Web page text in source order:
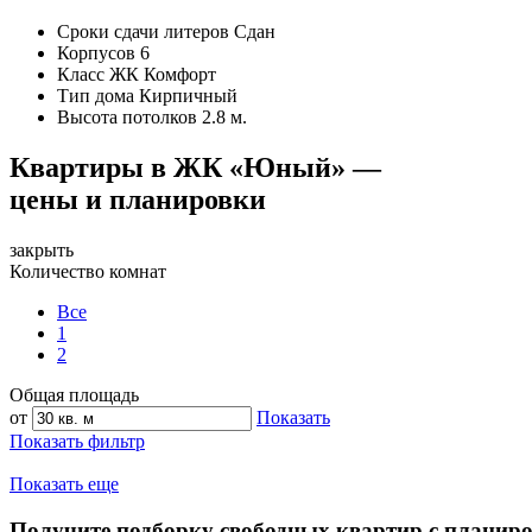
Сроки сдачи литеров Сдан
Корпусов 6
Класс ЖК Комфорт
Тип дома Кирпичный
Высота потолков 2.8 м.
Квартиры в ЖК «Юный» —
цены и планировки
закрыть
Количество комнат
Все
1
2
Общая площадь
от
Показать
Показать фильтр
Показать еще